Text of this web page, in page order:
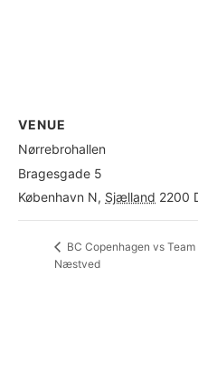
VENUE
Nørrebrohallen
Bragesgade 5
København N, Sjælland 2200
BC Copenhagen vs Team
Næstved